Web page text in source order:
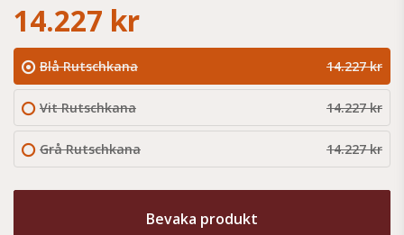
14.227 kr
Blå Rutschkana 14.227 kr
Vit Rutschkana 14.227 kr
Grå Rutschkana 14.227 kr
Bevaka produkt